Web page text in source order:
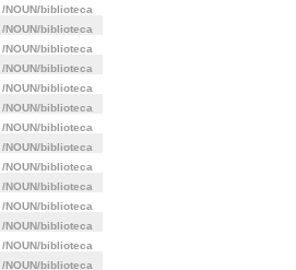
/NOUN/biblioteca
/NOUN/biblioteca
/NOUN/biblioteca
/NOUN/biblioteca
/NOUN/biblioteca
/NOUN/biblioteca
/NOUN/biblioteca
/NOUN/biblioteca
/NOUN/biblioteca
/NOUN/biblioteca
/NOUN/biblioteca
/NOUN/biblioteca
/NOUN/biblioteca
/NOUN/biblioteca